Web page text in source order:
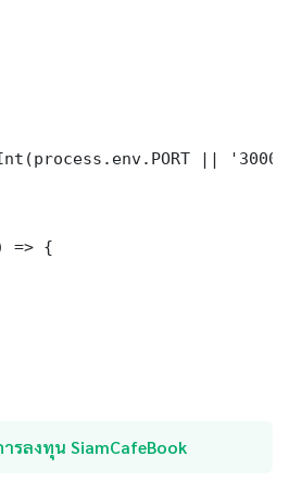
||
=> {
รลงทุน SiamCafeBook